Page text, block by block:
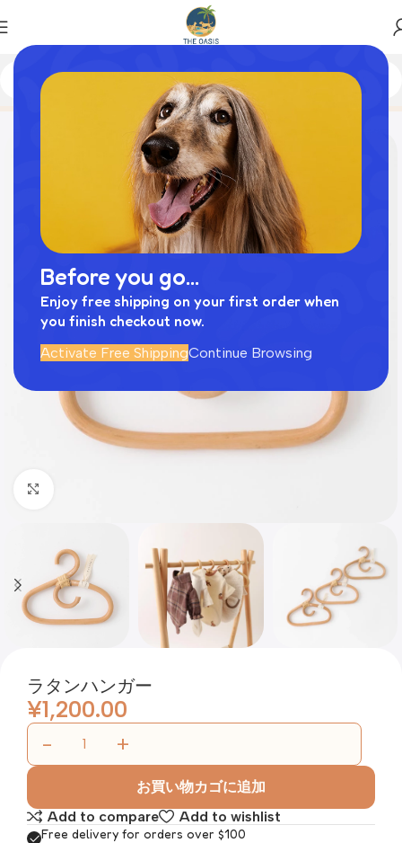
Before you go...
Enjoy free shipping on your first order when
you finish checkout now.
Activate Free ShippingContinue Browsing
Home ラタンハンガー
ラタンハンガー
¥1,200.00
お買い物カゴに追加
Add to compare
Add to wishlist
Free delivery for orders over $100